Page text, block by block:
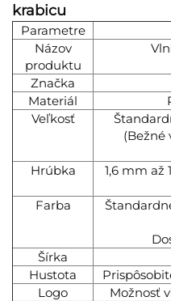
krabicu
Parametre
Názov
produktu
Značka
Materiál
Veľkosť
(Bežné
Hrúbka
1,6 mm až
Farba
Šírka
Hustota
Logo
Možnosť